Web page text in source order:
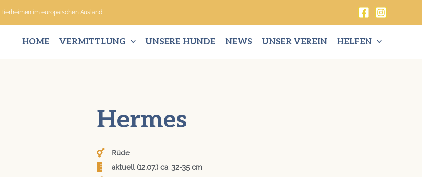
im europäischen Ausland
HOME VERMITTLUNG UNSERE HUNDE NEWS UNSER VEREIN HELFEN
Hermes
Rüde
aktuell (12.07.) ca. 32-35 cm